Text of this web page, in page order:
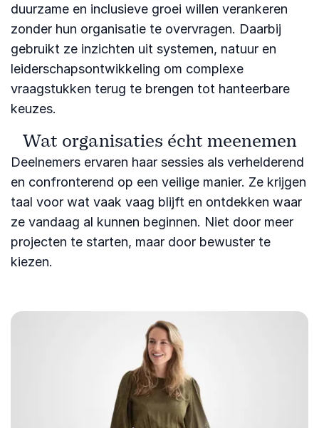
duurzame en inclusieve groei willen verankeren
zonder hun organisatie te overvragen. Daarbij
gebruikt ze inzichten uit systemen, natuur en
leiderschapsontwikkeling om complexe
vraagstukken terug te brengen tot hanteerbare
keuzes.
Wat organisaties écht meenemen
Deelnemers ervaren haar sessies als verhelderend
en confronterend op een veilige manier. Ze krijgen
taal voor wat vaak vaag blijft en ontdekken waar
ze vandaag al kunnen beginnen. Niet door meer
projecten te starten, maar door bewuster te
kiezen.